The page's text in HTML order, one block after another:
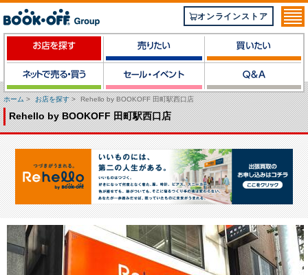
オンラインストア
ホーム> お店を探す> Rehello by BOOKOFF 田町駅西口店
Rehello by BOOKOFF 田町駅西口店